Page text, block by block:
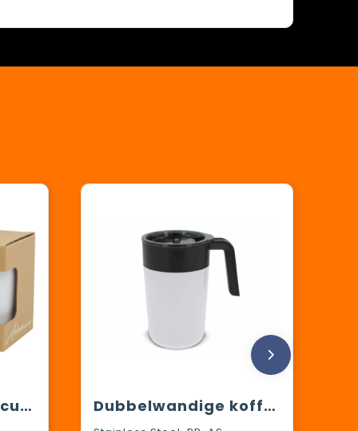
Lagan koperen vacuüm geïsoleerde roestvrijstalen beker van 330 ml met bamboe deksel Dubbelwandige koffiebeker 400ml